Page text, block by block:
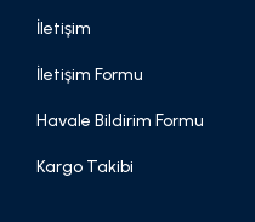
İletişim
İletişim Formu
Havale Bildirim Formu
Kargo Takibi